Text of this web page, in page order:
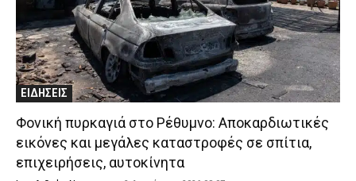
ΕΙΔΗΣΕΙΣ
Φονική πυρκαγιά στο Ρέθυμνο: Αποκαρδιωτικές
εικόνες και μεγάλες καταστροφές σε σπίτια,
επιχειρήσεις, αυτοκίνητα